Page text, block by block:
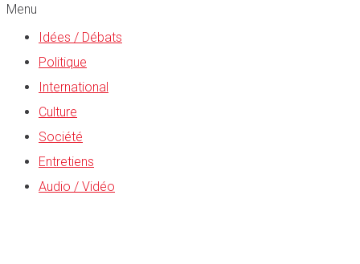
Menu
Idées / Débats
Politique
International
Culture
Société
Entretiens
Audio / Vidéo